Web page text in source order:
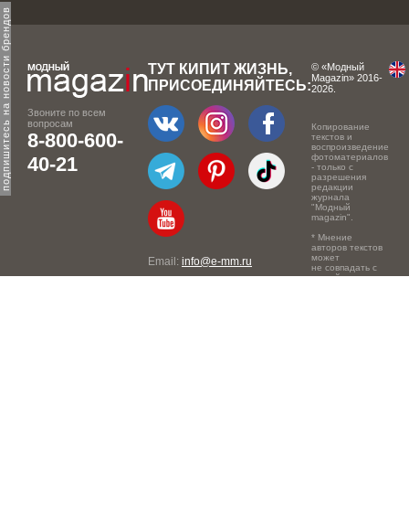
подпишитесь на новости брендов
Звоните по всем
вопросам
8-800-600-
40-21
ТУТ КИПИТ ЖИЗНЬ,
ПРИСОЕДИНЯЙТЕСЬ:
Email: info@e-mm.ru
© «Модный
Magazin» 2016-
2026.
Копирование
текстов и
воспроизведение
фотоматериалов
- только с
разрешения
редакции
журнала
"Модный
magazin".
* Мнение
авторов текстов
может
не совпадать с
точкой зрения